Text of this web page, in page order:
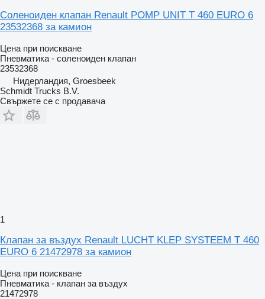
Соленоиден клапан Renault POMP UNIT T 460 EURO 6
23532368 за камион
Цена при поискване
Пневматика - соленоиден клапан
23532368
Нидерландия, Groesbeek
Schmidt Trucks B.V.
Свържете се с продавача
1
Клапан за въздух Renault LUCHT KLEP SYSTEEM T 460
EURO 6 21472978 за камион
Цена при поискване
Пневматика - клапан за въздух
21472978